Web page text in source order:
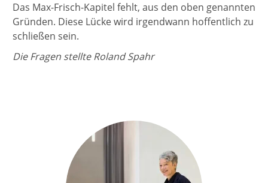
Das Max-Frisch-Kapitel fehlt, aus den oben genannten
Gründen. Diese Lücke wird irgendwann hoffentlich zu
schließen sein.
Die Fragen stellte Roland Spahr